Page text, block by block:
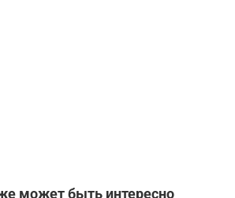
может быть интересно